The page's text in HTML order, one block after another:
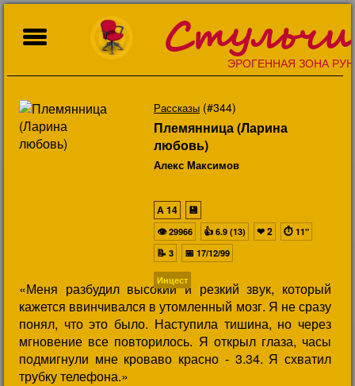
ЭРОГЕННАЯ ЗОНА
Рассказы (#344)
Племянница (Ларина
любовь)
Алекс Максимов
«Меня разбудил высокий и резкий звук, который
кажется ввинчивался в утомленный мозг. Я не сразу
понял, что это было. Наступила тишина, но через
мгновение все повторилось. Я открыл глаза, часы
подмигнули мне кроваво красно - 3.34. Я схватил
трубку телефона.»
A14
💾
👁29966 👍 6.9 (13) ❤2 ⏱ 11"
📝 3 📅 17/12/99
Инцест